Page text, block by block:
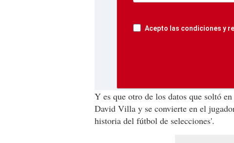
Acepto las condiciones y
Y es que otro de los datos que soltó
David Villa y se convierte en el
historia del fútbol de selecciones'.